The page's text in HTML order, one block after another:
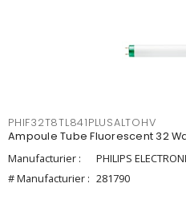
PHIF32T8TL841PLUSALTOHV
Ampoule Tube Fluorescent 32
Manufacturier :
PHILIPS
# Manufacturier : 281790